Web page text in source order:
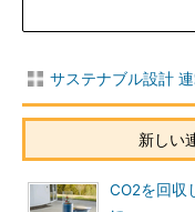
サステナブル設計
新しい
CO2を回収